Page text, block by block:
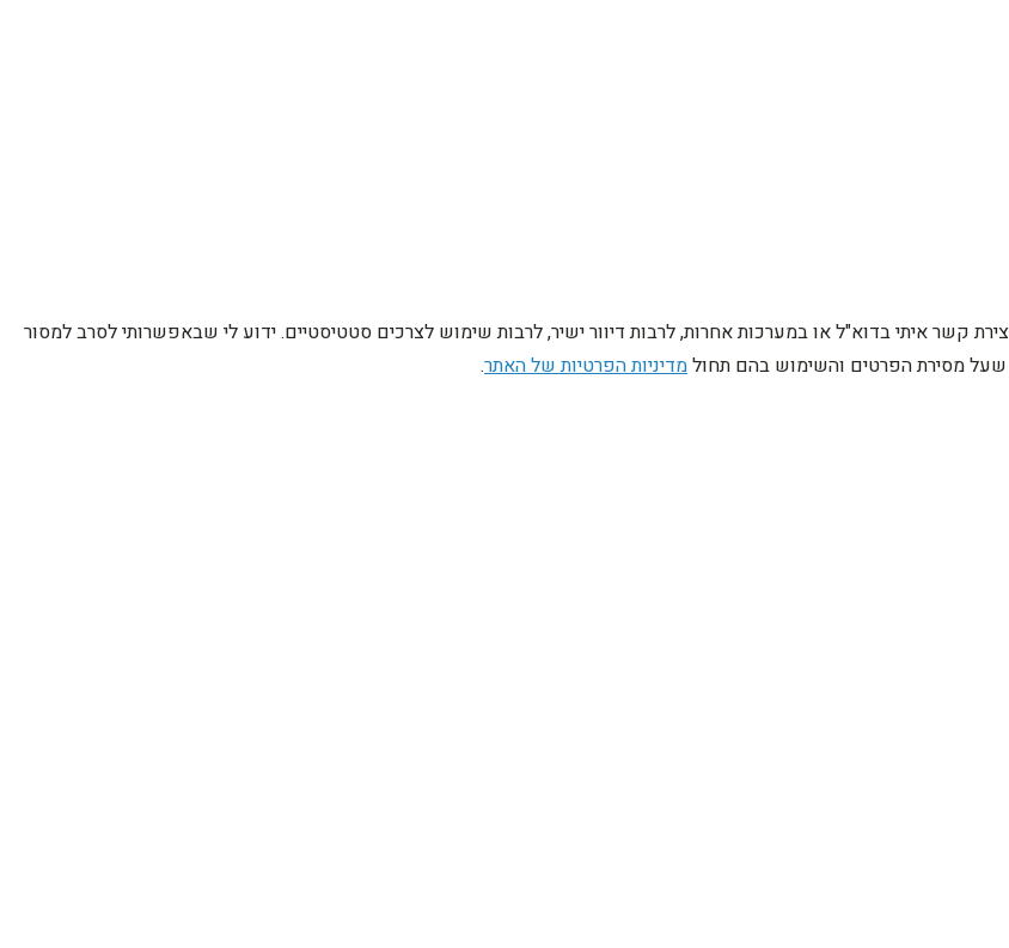
קשר איתי בדוא"ל או במערכות אחרות, לרבות דיוור ישיר, לרבות שימוש לצרכים סטטיסטיים. ידוע לי שבאפשרותי לסרב למסור
שעל מסירת הפרטים והשימוש בהם תחולמדיניות הפרטיות של האתר.